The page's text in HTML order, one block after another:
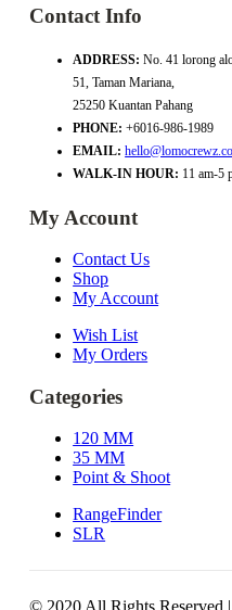
Contact Info
ADDRESS: No. 41 lorong
51, Taman Mariana,
25250 Kuantan Pahang
PHONE: +6016-986-1989
EMAIL:
WALK-IN HOUR: 11 am-5
My Account
Contact Us
Shop
My Account
Wish List
My Orders
Categories
120 MM
35 MM
Point & Shoot
RangeFinder
SLR